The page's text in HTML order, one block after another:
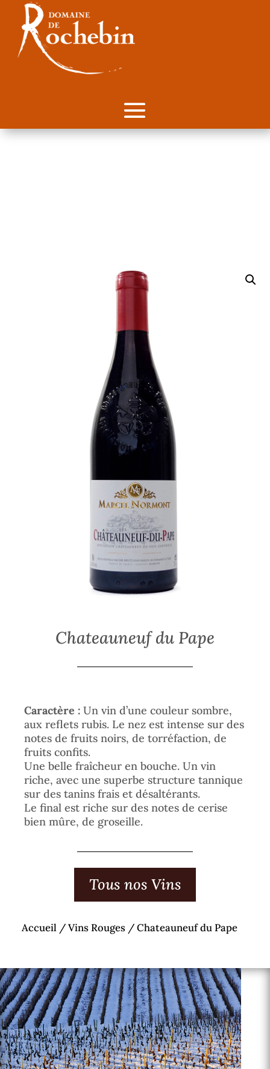
Chateauneuf du Pape
Caractère :Un vin d’une couleur sombre,
aux reflets rubis. Le nez est intense sur des
notes de fruits noirs, de torréfaction, de
fruits confits.
Une belle fraîcheur en bouche. Un vin
riche, avec une superbe structure tannique
sur des tanins frais et désaltérants.
Le final est riche sur des notes de cerise
bien mûre, de groseille.
Tous nos Vins
Accueil/Vins Rouges/ Chateauneuf du Pape